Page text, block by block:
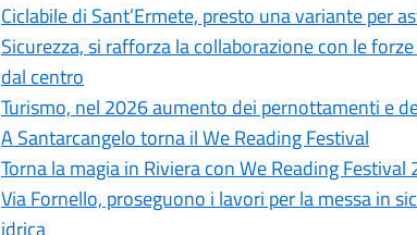
Ciclabile di Sant’Ermete, presto una variante per
Sicurezza, si rafforza la collaborazione con le
dal centro
Turismo, nel 2026 aumento dei pernottamenti e
A Santarcangelo torna il We Reading Festival
Torna la magia in Riviera con We Reading Festival
Via Fornello, proseguono i lavori per la messa in
idrica